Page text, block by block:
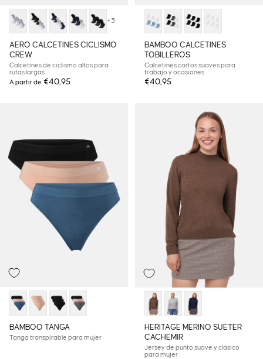
+3
AERO CALCETINES CICLISMO
CREW
Calcetines de ciclismo altos para
rutas largas
A partir de €40,95
BAMBOO CALCETINES
TOBILLEROS
Calcetines cortos suaves para
trabajo y ocasiones
€40,95
BAMBOO TANGA
Tanga transpirable para mujer
HERITAGE MERINO SUÉTER
CACHEMIR
Jersey de punto suave y clásico
para mujer